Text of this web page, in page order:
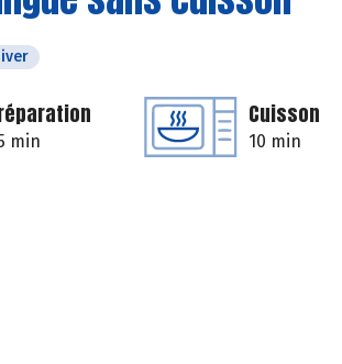
min
Cuisson
10 min